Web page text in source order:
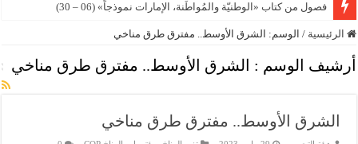
فصول من كتاب «الوطنيّة والمُواطَنة، الإمارات نموذجاً» (06 – 30)
الرئيسية / الوسم: الشرق الأوسط.. مفترق طرق مناخي
أرشيف الوسم : الشرق الأوسط.. مفترق طرق مناخي
الشرق الأوسط.. مفترق طرق مناخي